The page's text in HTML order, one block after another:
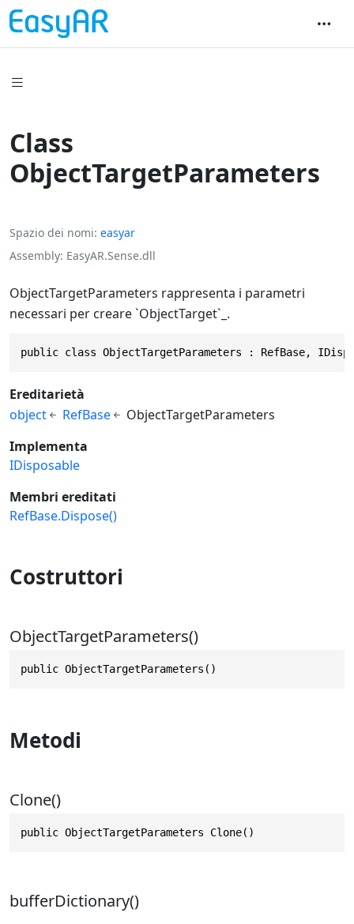
Class
ObjectTargetParameters
Spazio dei nomi easyar
Assembly EasyAR.Sense.dll
ObjectTargetParameters rappresenta i parametri
necessari per creare `ObjectTarget`_.
public class ObjectTargetParameters : RefBase,
Ereditarietà
object
RefBase
ObjectTargetParameters
Implementa
IDisposable
Membri ereditati
RefBase.Dispose()
Costruttori
ObjectTargetParameters()
public ObjectTargetParameters()
Metodi
Clone()
public ObjectTargetParameters Clone()
bufferDictionary()